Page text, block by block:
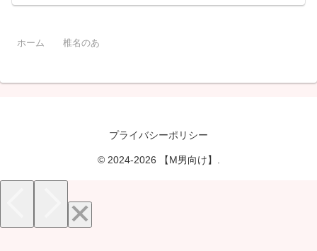
ホーム 椎名のあ
プライバシーポリシー
© 2024-2026 【M男向け】.